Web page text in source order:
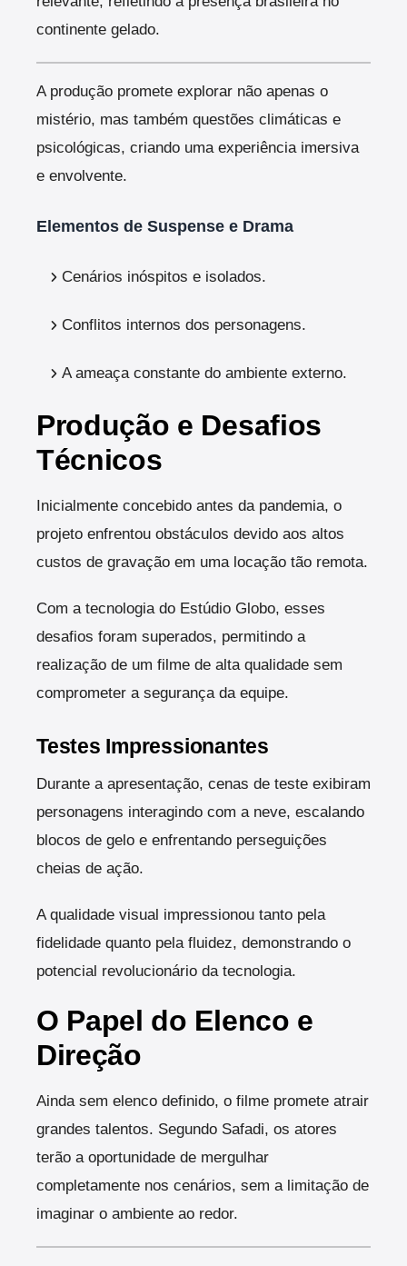
continente gelado.
A produção promete explorar não apenas o
mistério, mas também questões climáticas e
psicológicas, criando uma experiência imersiva
e envolvente.
Elementos de Suspense e Drama
Cenários inóspitos e isolados.
Conflitos internos dos personagens.
A ameaça constante do ambiente externo.
Produção e Desafios
Técnicos
Inicialmente concebido antes da pandemia, o
projeto enfrentou obstáculos devido aos altos
custos de gravação em uma locação tão remota.
Com a tecnologia do Estúdio Globo, esses
desafios foram superados, permitindo a
realização de um filme de alta qualidade sem
comprometer a segurança da equipe.
Testes Impressionantes
Durante a apresentação, cenas de teste exibiram
personagens interagindo com a neve, escalando
blocos de gelo e enfrentando perseguições
cheias de ação.
A qualidade visual impressionou tanto pela
fidelidade quanto pela fluidez, demonstrando o
potencial revolucionário da tecnologia.
O Papel do Elenco e
Direção
Ainda sem elenco definido, o filme promete atrair
grandes talentos. Segundo Safadi, os atores
terão a oportunidade de mergulhar
completamente nos cenários, sem a limitação de
imaginar o ambiente ao redor.